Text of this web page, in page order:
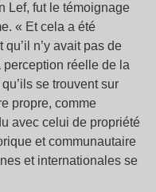
Lef, fut le témoignage
« Et cela a été
n’y avait pas de
réelle de la
se trouvent sur
propre, comme
avec celui de propriété
et communautaire
et internationales se